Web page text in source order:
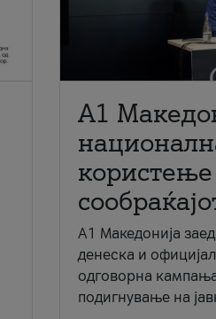
A1
користење
A1 Македонија
денеска и
одговорна
подигнување на